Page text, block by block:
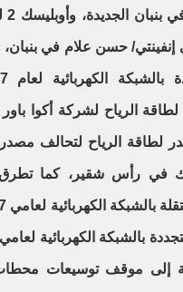
مثل
حسن علام في
لطاقة الرياح لتحالف
في رأس شقير، كما
إلى موقف توسيعات